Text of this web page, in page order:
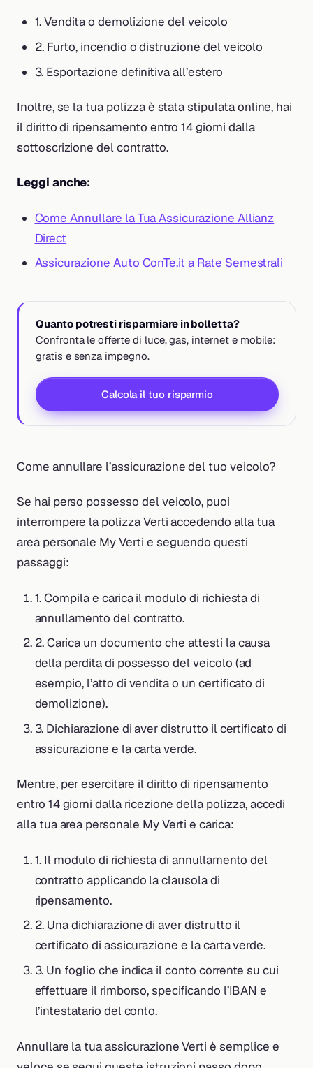
1. Vendita o demolizione del veicolo
2. Furto, incendio o distruzione del veicolo
3. Esportazione definitiva all’estero
Inoltre, se la tua polizza è stata stipulata online, hai
il diritto di ripensamento entro 14 giorni dalla
sottoscrizione del contratto.
Leggi anche:
Come Annullare la Tua Assicurazione Allianz
Direct
Assicurazione Auto ConTe.it a Rate Semestrali
Quanto potresti risparmiare in bolletta?
Confronta le offerte di luce, gas, internet e mobile:
gratis e senza impegno.
Calcola il tuo risparmio
Come annullare l’assicurazione del tuo veicolo?
Se hai perso possesso del veicolo, puoi
interrompere la polizza Verti accedendo alla tua
area personale My Verti e seguendo questi
passaggi:
1. Compila e carica il modulo di richiesta di
annullamento del contratto.
2. Carica un documento che attesti la causa
della perdita di possesso del veicolo (ad
esempio, l’atto di vendita o un certificato di
demolizione).
3. Dichiarazione di aver distrutto il certificato di
assicurazione e la carta verde.
Mentre, per esercitare il diritto di ripensamento
entro 14 giorni dalla ricezione della polizza, accedi
alla tua area personale My Verti e carica:
1. Il modulo di richiesta di annullamento del
contratto applicando la clausola di
ripensamento.
2. Una dichiarazione di aver distrutto il
certificato di assicurazione e la carta verde.
3. Un foglio che indica il conto corrente su cui
effettuare il rimborso, specificando l’IBAN e
l’intestatario del conto.
Annullare la tua assicurazione Verti è semplice e